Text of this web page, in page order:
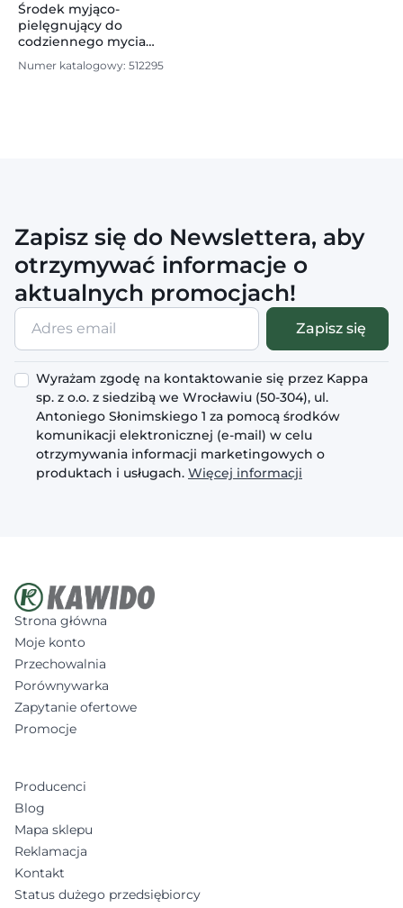
Środek myjąco-
pielęgnujący do
codziennego mycia
podłóg Biopur F311, 5l
Numer katalogowy: 512295
Zapisz się do Newslettera, aby
otrzymywać informacje o
aktualnych promocjach!
Adres
email
Zapisz się
Wyrażam zgodę na kontaktowanie się przez Kappa
sp. z o.o. z siedzibą we Wrocławiu (50-304), ul.
Antoniego Słonimskiego 1 za pomocą środków
komunikacji elektronicznej (e-mail) w celu
otrzymywania informacji marketingowych o
produktach i usługach. Więcej informacji
Strona główna
Moje konto
Przechowalnia
Porównywarka
Zapytanie ofertowe
Promocje
Producenci
Blog
Mapa sklepu
Reklamacja
Kontakt
Status dużego przedsiębiorcy